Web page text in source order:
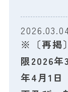
※〔再掲
限2026年
年4月1日